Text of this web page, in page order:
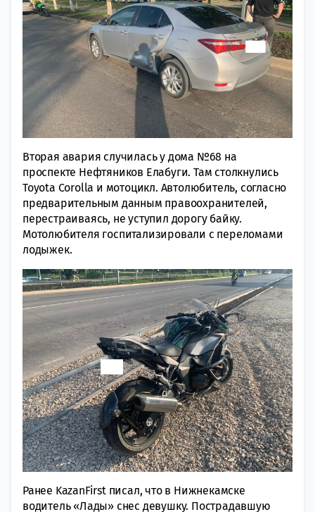
Вторая авария случилась у дома №68 на
проспекте Нефтяников Елабуги. Там столкнулись
Toyota Corolla и мотоцикл. Автолюбитель, согласно
предварительным данным правоохранителей,
перестраиваясь, не уступил дорогу байку.
Мотолюбителя госпитализировали с переломами
лодыжек.
Ранее KazanFirst писал, что в Нижнекамске
водитель «Лады» снес девушку. Пострадавшую